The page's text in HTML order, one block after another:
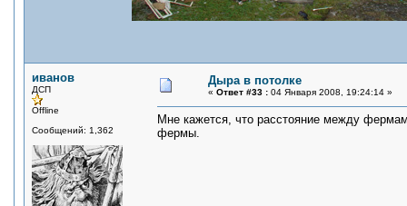
иванов
ДСП
Offline
Сообщений: 1,362
Дыра в потолке
« Ответ #33 : 04 Января 2008, 19:24:14 »
Мне кажется, что расстояние между
фермы.